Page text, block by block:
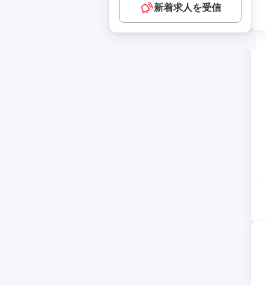
新着求人を受信